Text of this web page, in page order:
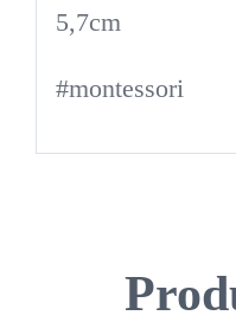
5,7cm
#montessori